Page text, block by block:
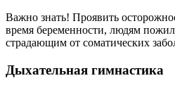
Важно знать! Проявить
время беременности, людям
страдающим от соматических
Дыхательная гимнастика